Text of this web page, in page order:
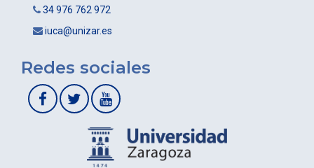
34 976 762 972
iuca@unizar.es
Redes sociales